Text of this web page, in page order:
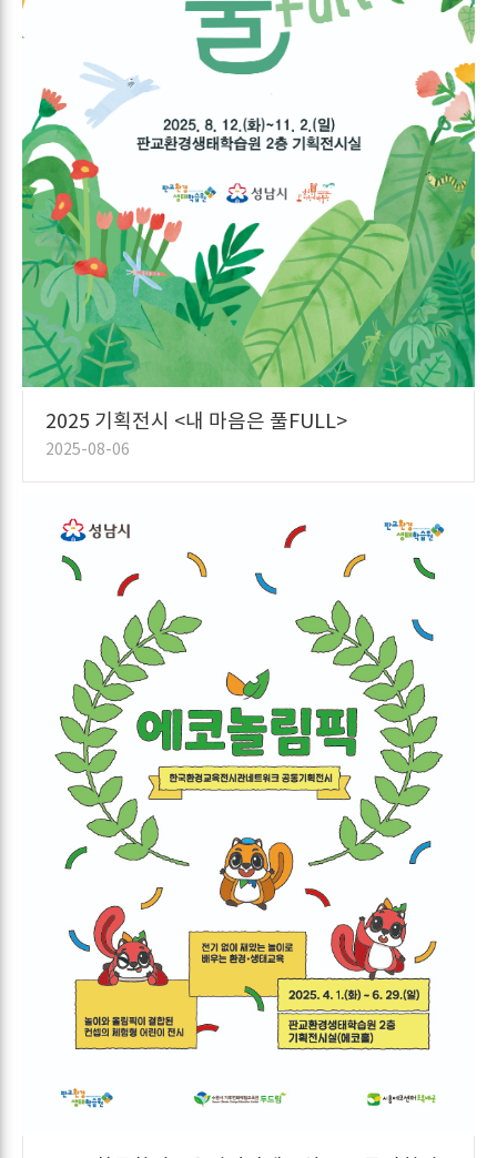
2025 기획전시 <내 마음은 풀FULL>
2025-08-06